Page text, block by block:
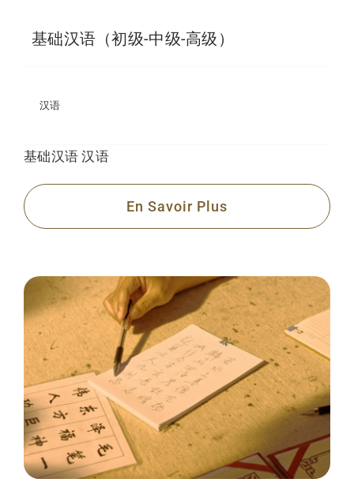
基础汉语（初级-中级-高级）
汉语
基础汉语 汉语
En Savoir Plus